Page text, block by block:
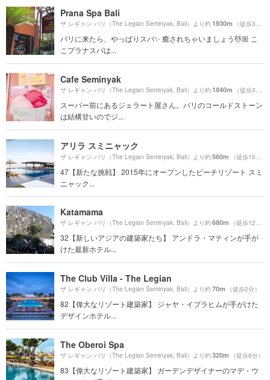
Prana Spa Bali
ザ レギャン バリ（The Legian Seminyak, Bali）より約1930m （徒歩33分）
バリに来たら、やっぱりスパ✨ 癒されちゃいましょう💆🏼 こ
こプラナスパは...
Cafe Seminyak
ザ レギャン バリ（The Legian Seminyak, Bali）より約1940m （徒歩33分）
スーパー前にあるジェラート屋さん。バリのコールドストーン
は結構甘いのでジ...
アリラ スミニャック
ザ レギャン バリ（The Legian Seminyak, Bali）より約560m （徒歩10分）
47【新たな挑戦】 2015年にオープンしたビーチリゾート スミ
ニャック...
Katamama
ザ レギャン バリ（The Legian Seminyak, Bali）より約680m （徒歩12分）
32【新しいアジアの建築家たち】 アンドラ・マティンが手が
けた最新ホテル...
The Club Villa - The Legian
ザ レギャン バリ（The Legian Seminyak, Bali）より約70m （徒歩2分）
82【偉大なリゾート建築家】 ジャヤ・イブラヒムが手がけた
デザインホテル...
The Oberoi Spa
ザ レギャン バリ（The Legian Seminyak, Bali）より約320m （徒歩6分）
83【偉大なリゾート建築家】 ガーデンデザイナーのマデ・ウ